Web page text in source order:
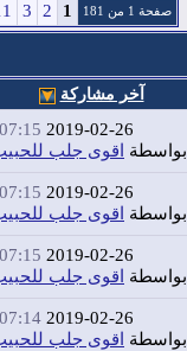
صفحة 1 من 181 1
2
3
آخر مشاركة
2019-02-26
07:15 PM
بواسطة
اقوى جلب
2019-02-26
07:15 PM
بواسطة
اقوى جلب
2019-02-26
07:15 PM
بواسطة
اقوى جلب
2019-02-26
07:14 PM
بواسطة
اقوى جلب